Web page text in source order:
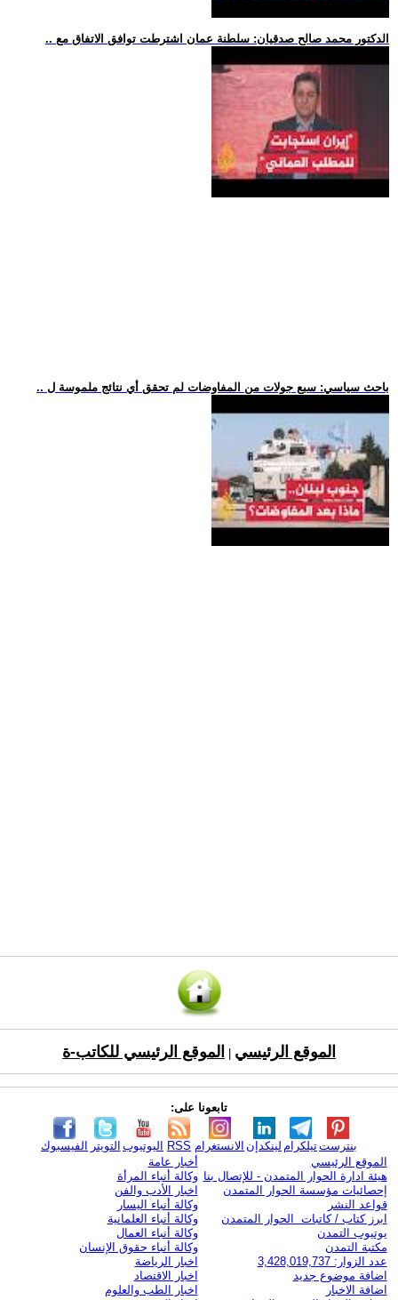
.. الدكتور محمد صالح صدقيان: سلطنة عمان اشترطت توافق الاتفاق مع
.. باحث سياسي: سبع جولات من المفاوضات لم تحقق أي نتائج ملموسة ل
الموقع الرئيسي الموقع الرئيسي للكاتب-ة
تابعونا على:
الفيسبوك التويتر اليوتيوب RSS الانستغرام لينكدإن تيلكرامبنترست
الموقع الرئيسي
هيئة ادارة الحوار المتمدن - للإتصال بنا
إحصائيات مؤسسة الحوار المتمدن
قواعد النشر
ابرز كتاب / كاتبات الحوار المتمدن
يوتيوب التمدن
مكتبة التمدن
عدد الزوار: 3,428,019,737
اضافة موضوع جديد
اضافة الاخبار
أخبار عامة
وكالة أنباء المرأة
اخبار الأدب والفن
وكالة أنباء اليسار
وكالة أنباء العلمانية
وكالة أنباء العمال
وكالة أنباء حقوق الإنسان
اخبار الرياضة
اخبار الاقتصاد
اخبار الطب والعلوم